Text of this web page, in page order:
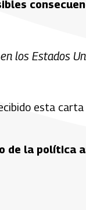
los Estados
esta
de la política